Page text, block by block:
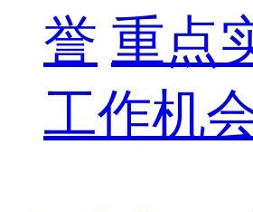
誉 重点
工作机